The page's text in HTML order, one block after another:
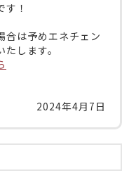
！
は予めエネチェン
します。
2024年4月7日